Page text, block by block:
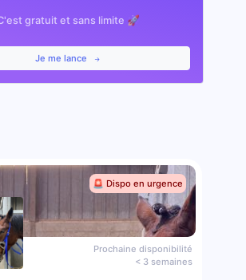
gratuit et sans limite 🚀
Je me lance
🚨 Dispo en urgence
Prochaine disponibilité
< 3 semaines